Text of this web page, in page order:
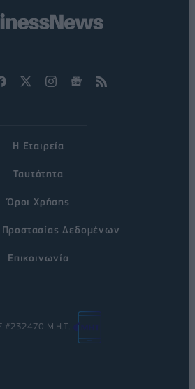
Η Εταιρεία
Ταυτότητα
Όροι Χρήσης
Προστασίας Δεδομένων
Επικοινωνία
#232470 Μ.Η.Τ.